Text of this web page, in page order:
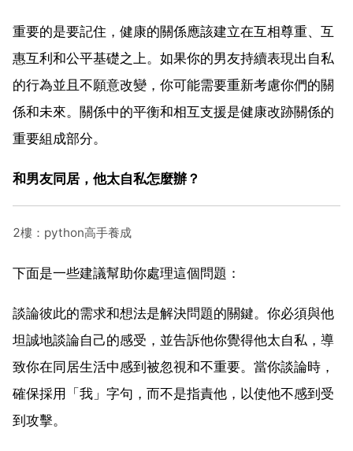
重要的是要記住，健康的關係應該建立在互相尊重、互
惠互利和公平基礎之上。如果你的男友持續表現出自私
的行為並且不願意改變，你可能需要重新考慮你們的關
係和未來。關係中的平衡和相互支援是健康改跡關係的
重要組成部分。
和男友同居，他太自私怎麼辦？
2樓：python高手養成
下面是一些建議幫助你處理這個問題：
談論彼此的需求和想法是解決問題的關鍵。你必須與他
坦誠地談論自己的感受，並告訴他你覺得他太自私，導
致你在同居生活中感到被忽視和不重要。當你談論時，
確保採用「我」字句，而不是指責他，以使他不感到受
到攻擊。